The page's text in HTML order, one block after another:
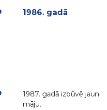
1986. gadā
1987. gadā izbūvē
māju.